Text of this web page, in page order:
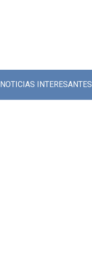
NOTICIAS INTERESANTES